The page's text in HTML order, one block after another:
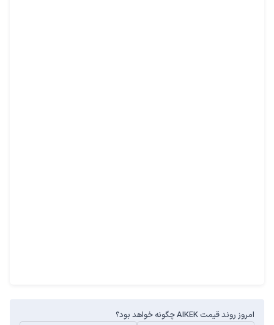
امروز روند قیمت AIKEK چگونه خواهد بود؟